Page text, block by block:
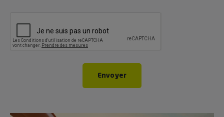
Envoyer